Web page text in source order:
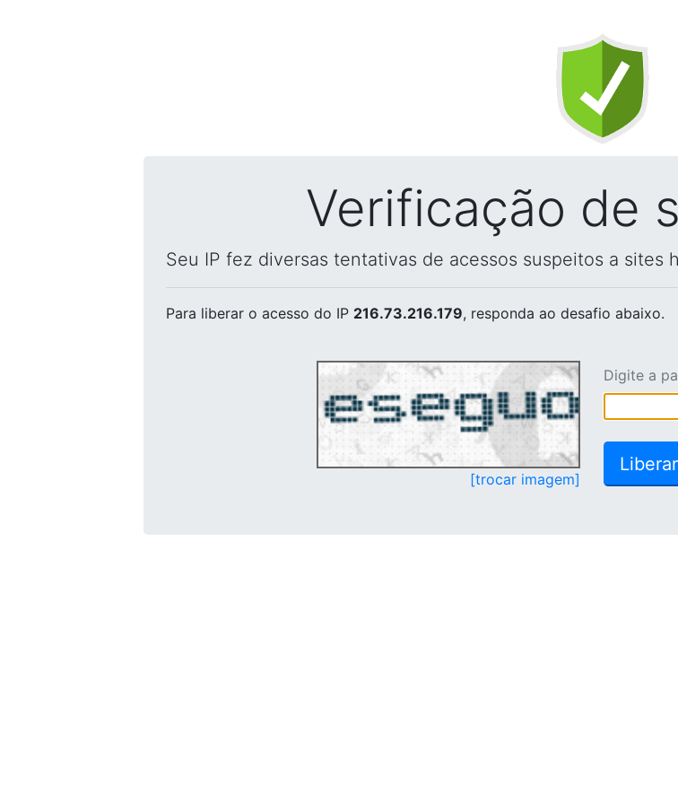
Verificação de
Seu IP fez diversas tentativas de acessos suspeitos a sites
Para liberar o acesso do IP 216.73.216.179, responda ao desafio abaixo.
[trocar imagem]
Digite a